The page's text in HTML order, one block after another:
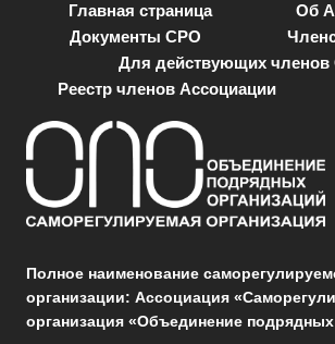
В
ОЧНОЙ
ПОСРЕДСТВОМ
СВОБОДНОГО
ПО
АДРЕСУ:
105066,
ГОРОД
МОСКВА,
УЛИЦА
ДОМ
28,
1,
страницам
Главная страница
Об
Документы СРО
Для действующих
Реестр членов Ассоциации
Полное наименование
организации: Ассоциация
организация «Объединение